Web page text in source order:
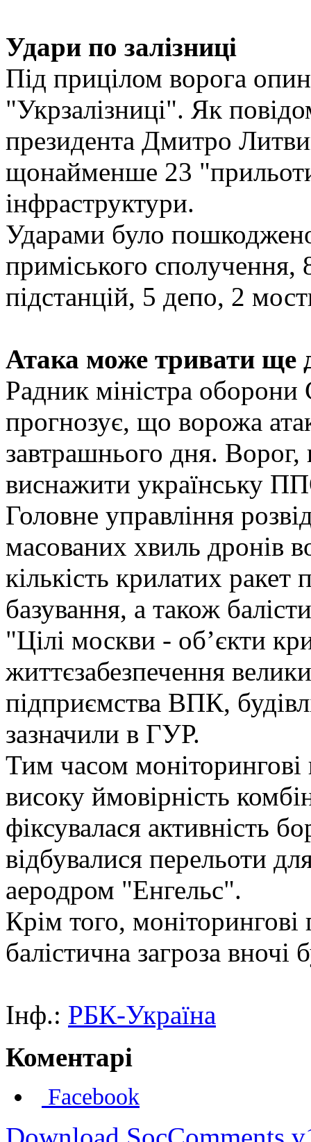
Удари по залізниці
Під прицілом ворога
"Укрзалізниці". Як
президента Дмитро
щонайменше 23
інфраструктури.
Ударами було
приміського сполучення,
підстанцій, 5 депо, 2
Атака може тривати ще
Радник міністра
прогнозує, що ворожа
завтрашнього дня. Ворог,
виснажити українську
Головне управління
масованих хвиль дронів
кількість крилатих ракет
базування, а також
"Цілі москви - обʼєкти
життєзабезпечення
підприємства ВПК,
зазначили в ГУР.
Тим часом
високу ймовірність
фіксувалася активність
відбувалися перельоти
аеродром "Енгельс".
Крім того,
балістична загроза вночі
Інф.: РБК-Україна
Коментарі
Facebook